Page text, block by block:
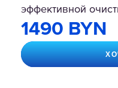
эффективной
1490 BYN